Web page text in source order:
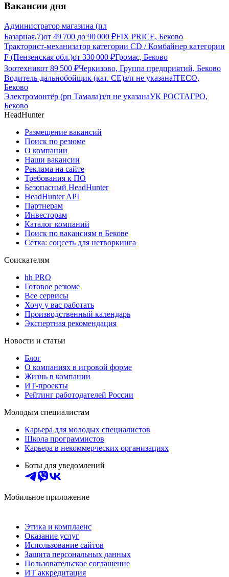
Вакансии дня
Администратор магазина (пл
Базарная,7)от 49 700 до 90 000 ₽FIX PRICE, Беково
Тракторист-механизатор категории CD / Комбайнер категории
F (Пензенская обл.)от 330 000 ₽Громас, Беково
Зоотехникот 89 500 ₽Черкизово, Группа предприятий, Беково
Водитель-дальнобойщик (кат. CE)з/п не указанаITECO,
Беково
Электромонтёр (рп Тамала)з/п не указанаУК РОСТАГРО,
Беково
HeadHunter
Размещение вакансий
Поиск по резюме
О компании
Наши вакансии
Реклама на сайте
Требования к ПО
Безопасный HeadHunter
HeadHunter API
Партнерам
Инвесторам
Каталог компаний
Поиск по вакансиям в Бекове
Сетка: соцсеть для нетворкинга
Соискателям
hh PRO
Готовое резюме
Все сервисы
Хочу у вас работать
Производственный календарь
Экспертная рекомендация
Новости и статьи
Блог
О компаниях в игровой форме
Жизнь в компании
ИТ-проекты
Рейтинг работодателей России
Молодым специалистам
Карьера для молодых специалистов
Школа программистов
Карьера в некоммерческих организациях
Боты для уведомлений
Мобильное приложение
Этика и комплаенс
Оказание услуг
Использование сайтов
Защита персональных данных
Пользовательское соглашение
ИТ аккредитация